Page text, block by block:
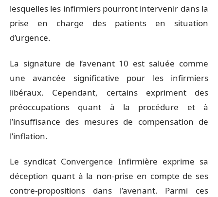
lesquelles les infirmiers pourront intervenir dans la
prise en charge des patients en situation
d’urgence.
La signature de l’avenant 10 est saluée comme
une avancée significative pour les infirmiers
libéraux. Cependant, certains expriment des
préoccupations quant à la procédure et à
l’insuffisance des mesures de compensation de
l’inflation.
Le syndicat Convergence Infirmière exprime sa
déception quant à la non-prise en compte de ses
contre-propositions dans l’avenant. Parmi ces